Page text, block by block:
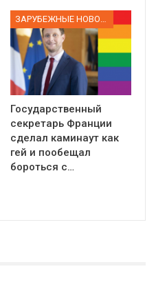
Государственный
секретарь Франции
сделал каминаут как
гей и пообещал
бороться с…